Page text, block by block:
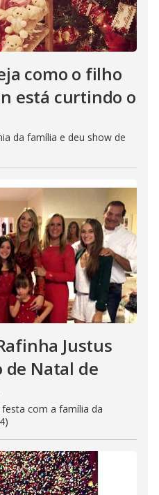
como o filho
está curtindo o
da família e deu show de
Justus
de Natal de
com a família da